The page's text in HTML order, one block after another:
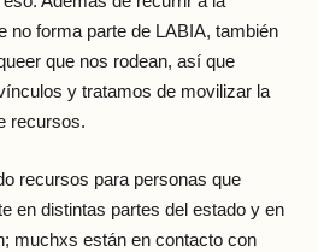
no forma parte de LABIA, también
que nos rodean, así que
y tratamos de movilizar la
recursos.
recursos para personas que
en distintas partes del estado y en
muchxs están en contacto con